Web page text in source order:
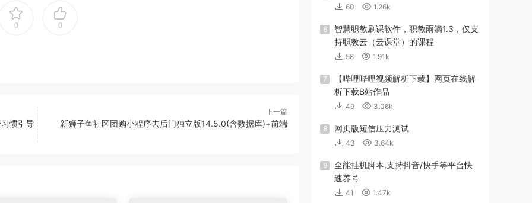
0 0
惯引导
下一篇
新狮子鱼社区团购小程序去后门独立版14.5.0(含数据库)+前端
60 1.26k
6
智慧职教刷课软件，职教雨滴1.3，仅支
持职教云（云课堂）的课程
58 1.91k
7
【哔哩哔哩视频解析下载】网页在线解
析下载B站作品
49 3.06k
8 网页版短信压力测试
43 3.64k
9
全能挂机脚本,支持抖音/快手等平台快
速养号
41 1.47k